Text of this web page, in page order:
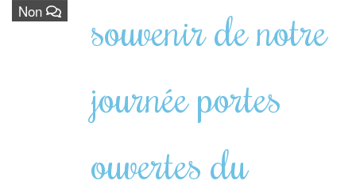
Non
souvenir de notre
journée portes
ouvertes du